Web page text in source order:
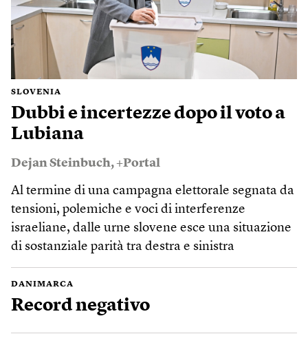
SLOVENIA
Dubbi e incertezze dopo il voto a
Lubiana
Dejan Steinbuch,+Portal
Al termine di una campagna elettorale segnata da
tensioni, polemiche e voci di interferenze
israeliane, dalle urne slovene esce una situazione
di sostanziale parità tra destra e sinistra
DANIMARCA
Record negativo